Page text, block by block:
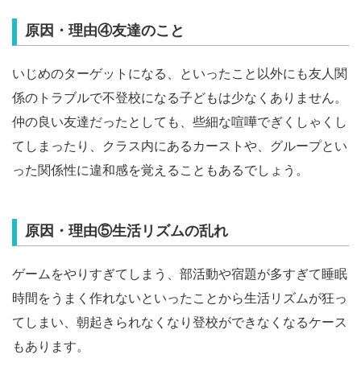
原因・理由④友達のこと
いじめのターゲットになる、といったこと以外にも友人関
係のトラブルで不登校になる子どもは少なくありません。
仲の良い友達だったとしても、些細な喧嘩でぎくしゃくし
てしまったり、クラス内にあるカーストや、グループとい
った関係性に違和感を覚えることもあるでしょう。
原因・理由⑤生活リズムの乱れ
ゲームをやりすぎてしまう、部活動や宿題が多すぎて睡眠
時間をうまく作れないといったことから生活リズムが狂っ
てしまい、朝起きられなくなり登校ができなくなるケース
もあります。